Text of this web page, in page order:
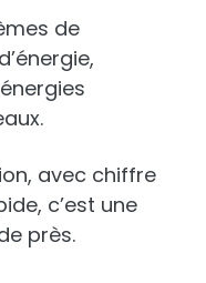
de
avec chiffre
c’est une
près.